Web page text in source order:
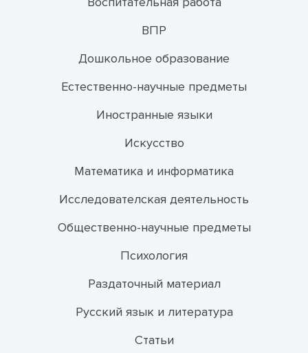
ВПР
Дошкольное образование
Естественно-научные предметы
Иностранные языки
Искусство
Математика и информатика
Исследователская деятельность
Общественно-научные предметы
Психология
Раздаточный материал
Русский язык и литература
Статьи